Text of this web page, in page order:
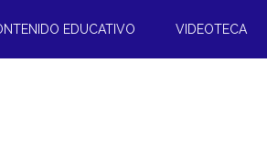
EDUCATIVO VIDEOTECA